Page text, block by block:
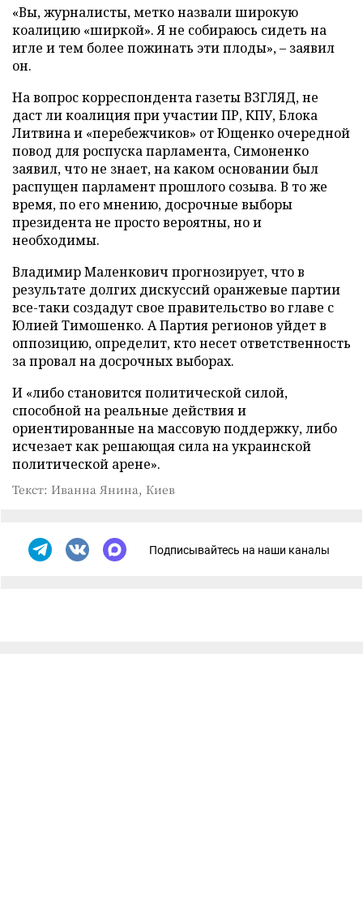
«Вы, журналисты, метко назвали широкую
коалицию «ширкой». Я не собираюсь сидеть на
игле и тем более пожинать эти плоды», – заявил
он.
На вопрос корреспондента газеты ВЗГЛЯД, не
даст ли коалиция при участии ПР, КПУ, Блока
Литвина и «перебежчиков» от Ющенко очередной
повод для роспуска парламента, Симоненко
заявил, что не знает, на каком основании был
распущен парламент прошлого созыва. В то же
время, по его мнению, досрочные выборы
президента не просто вероятны, но и
необходимы.
Владимир Маленкович прогнозирует, что в
результате долгих дискуссий оранжевые партии
все-таки создадут свое правительство во главе с
Юлией Тимошенко. А Партия регионов уйдет в
оппозицию, определит, кто несет ответственность
за провал на досрочных выборах.
И «либо становится политической силой,
способной на реальные действия и
ориентированные на массовую поддержку, либо
исчезает как решающая сила на украинской
политической арене».
Текст: Иванна Янина, Киев
Подписывайтесь на наши каналы